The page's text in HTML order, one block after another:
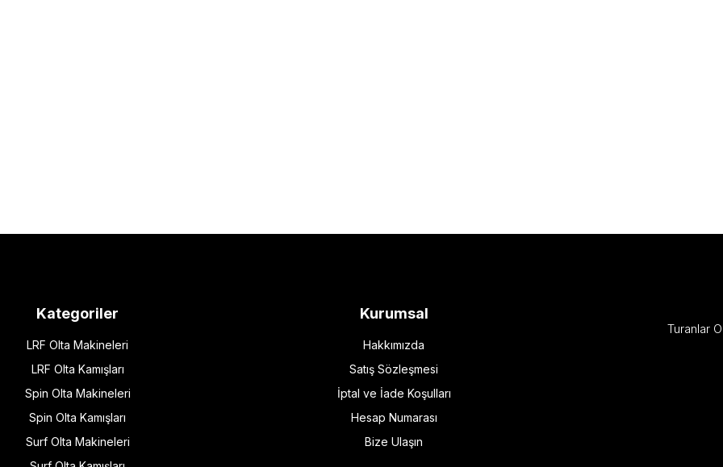
Kategoriler
LRF Olta Makineleri
LRF Olta Kamışları
Spin Olta Makineleri
Spin Olta Kamışları
Surf Olta Makineleri
Kurumsal
Hakkımızda
Satış Sözleşmesi
İptal ve İade Koşulları
Hesap Numarası
Bize Ulaşın
Turanlar